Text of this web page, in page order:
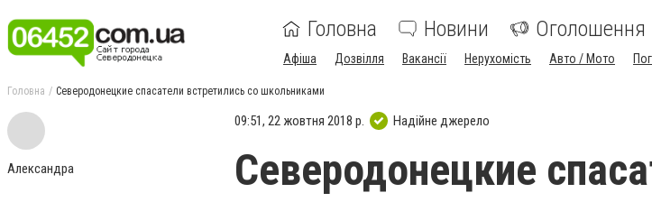
Головна Новини Оголошення
Афіша Дозвілля Вакансії Нерухомість Авто / Мото
Головна Северодонецкие спасатели встретились со школьниками
Александра
09:51, 22 жовтня 2018 р. Надійне джерело
Северодонецкие